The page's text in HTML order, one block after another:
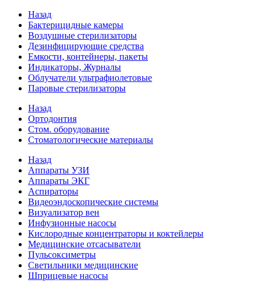
Назад
Бактерицидные камеры
Воздушные стерилизаторы
Дезинфицирующие средства
Емкости, контейнеры, пакеты
Индикаторы, Журналы
Облучатели ультрафиолетовые
Паровые стерилизаторы
Назад
Ортодонтия
Стом. оборудование
Стоматологические материалы
Назад
Аппараты УЗИ
Аппараты ЭКГ
Аспираторы
Видеоэндоскопические системы
Визуализатор вен
Инфузионные насосы
Кислородные концентраторы и коктейлеры
Медицинские отсасыватели
Пульсоксиметры
Светильники медицинские
Шприцевые насосы